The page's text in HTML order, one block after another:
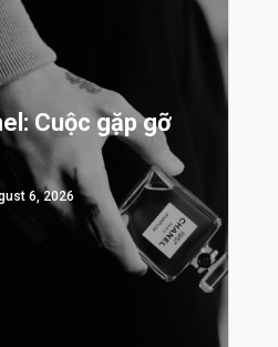
Cuộc gặp gỡ
6, 2026